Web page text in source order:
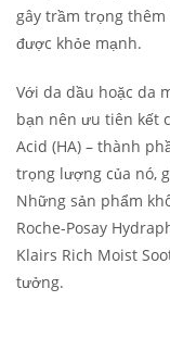
gây trầm trọng
được khỏe mạnh.
Với da dầu hoặc da
bạn nên ưu tiên kết
Acid (HA) – thành
trọng lượng của nó,
Những sản phẩm
Roche-Posay
Klairs Rich Moist
tưởng.